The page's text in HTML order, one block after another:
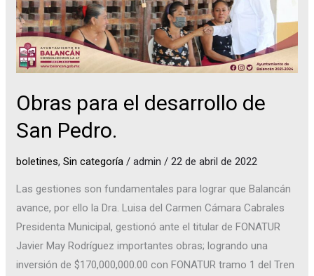
Obras para el desarrollo de
San Pedro.
boletines,Sin categoría /admin/22 de abril de 2022
Las gestiones son fundamentales para lograr que Balancán
avance, por ello la Dra. Luisa del Carmen Cámara Cabrales
Presidenta Municipal, gestionó ante el titular de FONATUR
Javier May Rodríguez importantes obras; logrando una
inversión de $170,000,000.00 con FONATUR tramo 1 del Tren
Pedro.